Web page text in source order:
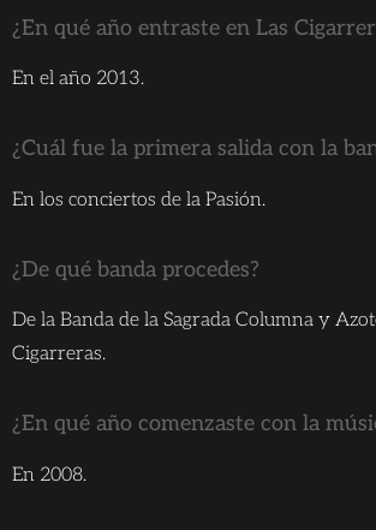
¿En qué año entraste en Las
En el año 2013.
¿Cuál fue la primera salida con la
En los conciertos de la Pasión.
¿De qué banda procedes?
De la Banda de la Sagrada Columna y
Cigarreras.
¿En qué año comenzaste con la
En 2008.